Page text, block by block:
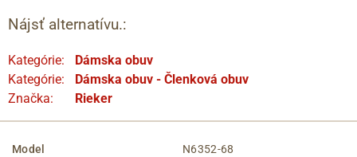
Nájsť alternatívu.:
Kategórie:
Dámska obuv
Kategórie:
Dámska obuv - Členková obuv
Značka:
Rieker
Model N6352-68